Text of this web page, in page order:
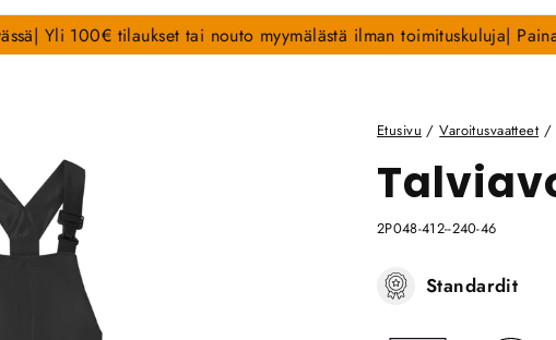
Yli 100€ tilaukset tai nouto myymälästä ilman toimituskuluja|
Etusivu / Varoitusvaatteet /
2P048-412--240-46
Standardit